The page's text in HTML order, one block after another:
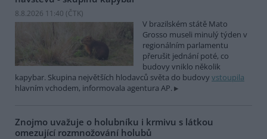
8.8.2026 11:40 (ČTK)
V brazilském státě Mato
Grosso museli minulý týden v
regionálním parlamentu
přerušit jednání poté, co
budovy vniklo několik
kapybar. Skupina největších hlodavců světa do budovy vstoupila
hlavním vchodem, informovala agentura AP.
Znojmo uvažuje o holubníku i krmivu s látkou
omezující rozmnožování holubů